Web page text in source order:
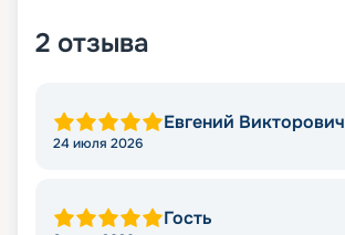
2 отзыва
Евгений Викторович
24 июля 2026
Гость